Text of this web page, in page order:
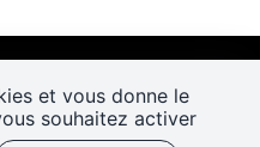
et vous donne le
souhaitez activer